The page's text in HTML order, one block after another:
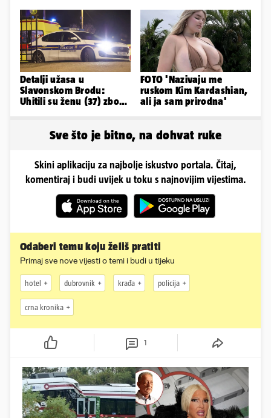
Detalji užasa u
Slavonskom Brodu:
Uhitili su ženu (37) zbog
FOTO 'Nazivaju me
ruskom Kim Kardashian,
ali ja sam prirodna'
Sve što je bitno, na dohvat ruke
Skini aplikaciju za najbolje iskustvo portala. Čitaj,
komentiraj i budi uvijek u toku s najnovijim vijestima.
Odaberi temu koju želiš pratiti
Primaj sve nove vijesti o temi i budi u tijeku
hotel dubrovnik krađa policija
crna kronika
1